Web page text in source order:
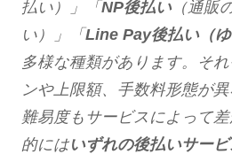
払い）」「NP後払い（通販
い）」「Line Pay後払い（ゆ
多様な種類があります。そ
ンや上限額、手数料形態が
難易度もサービスによって
的にはいずれの後払いサー